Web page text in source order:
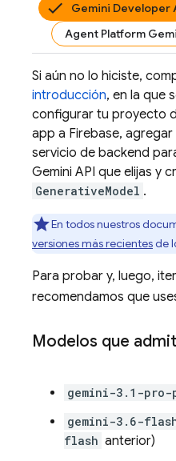
Gemini Developer
Agent Platform
Si aún no lo hiciste,
introducción, en la que
configurar tu proyecto
app a Firebase, agregar
servicio de backend
Gemini API que elijas y
GenerativeModel .
En todos nuestros
versiones más recientesde
Para probar y, luego,
recomendamos que
Modelos que
gemini-3.1-pro-
gemini-3.6-
flash anterior)